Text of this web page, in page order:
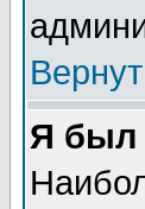
Я был